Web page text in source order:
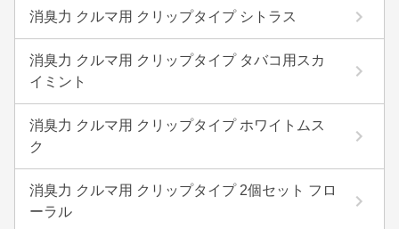
消臭力 クルマ用 クリップタイプ シトラス
消臭力 クルマ用 クリップタイプ タバコ用スカ
イミント
消臭力 クルマ用 クリップタイプ ホワイトムス
ク
消臭力 クルマ用 クリップタイプ 2個セット フロ
ーラル